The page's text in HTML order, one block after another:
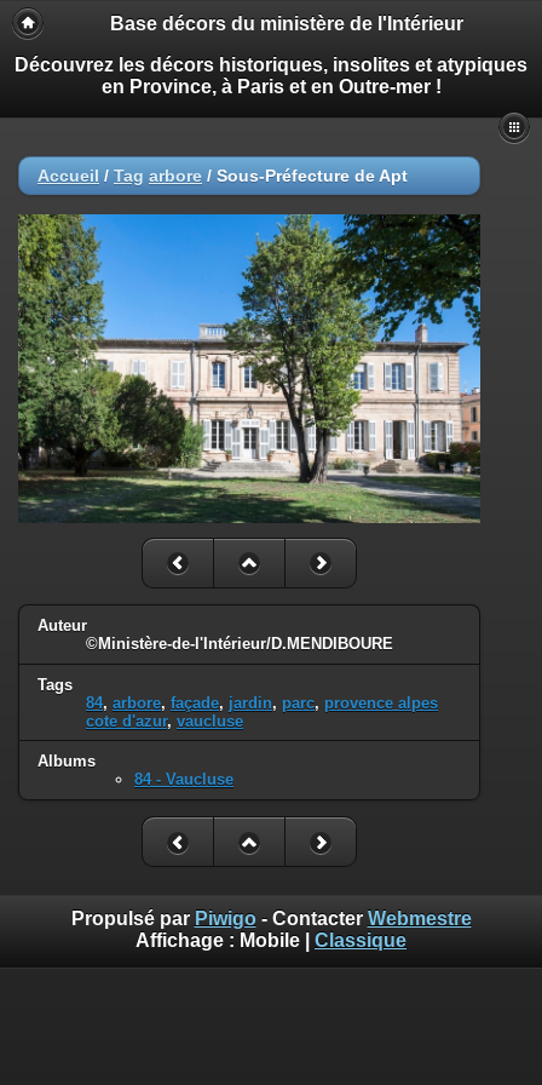
Base décors du ministère de l'Intérieur
Découvrez les décors historiques, insolites et atypiques
en Province, à Paris et en Outre-mer !
Accueil / Tag arbore / Sous-Préfecture de Apt
Auteur
©Ministère-de-l'Intérieur/D.MENDIBOURE
Tags
84, arbore, façade, jardin, parc, provence alpes
cote d'azur, vaucluse
Albums
84 - Vaucluse
Propulsé par Piwigo- Contacter Webmestre
Affichage : Mobile Classique